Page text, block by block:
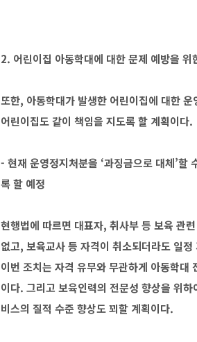
2. 어린이집 아동학대에 대한 문제 예방을 위
또한, 아동학대가 발생한 어린이집에 대한
어린이집도 같이 책임을 지도록 할 계획이다.
- 현재 운영정지처분을 ‘과징금으로 대체’
록 할 예정
현행법에 따르면 대표자, 취사부 등 보육 관
없고, 보육교사 등 자격이 취소되더라도 일
이번 조치는 자격 유무와 무관하게 아동학대
이다. 그리고 보육인력의 전문성 향상을 위
비스의 질적 수준 향상도 꾀할 계획이다.